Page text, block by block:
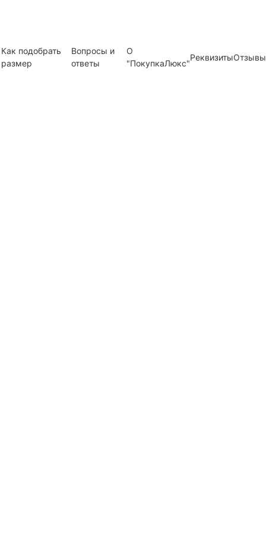
Как подобрать
размер
Вопросы и
ответы
О
"ПокупкаЛюкс"
РеквизитыОтзывы